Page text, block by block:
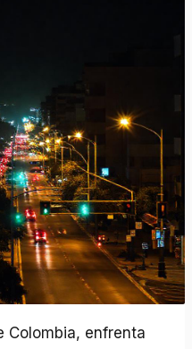
Colombia, enfrenta